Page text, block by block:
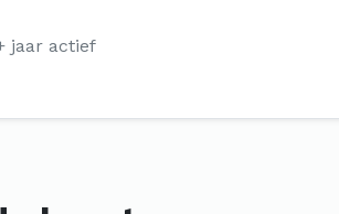
jaar actief